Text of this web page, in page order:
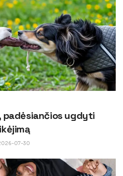
padėsiančios ugdyti
07-30